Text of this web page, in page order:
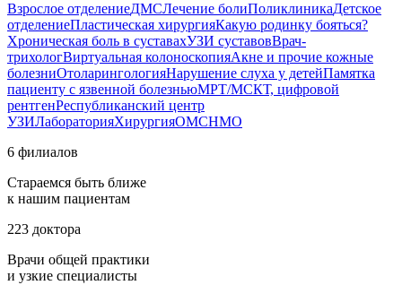
Взрослое отделениеДМСЛечение болиПоликлиникаДетское
отделениеПластическая хирургияКакую родинку бояться?
Хроническая боль в суставахУЗИ суставовВрач-
трихологВиртуальная колоноскопияАкне и прочие кожные
болезниОтоларингологияНарушение слуха у детейПамятка
пациенту с язвенной болезньюМРТ/МСКТ, цифровой
рентгенРеспубликанский центр
УЗИЛабораторияХирургияОМСНМО
6 филиалов
Стараемся быть ближе
к нашим пациентам
223 доктора
Врачи общей практики
и узкие специалисты